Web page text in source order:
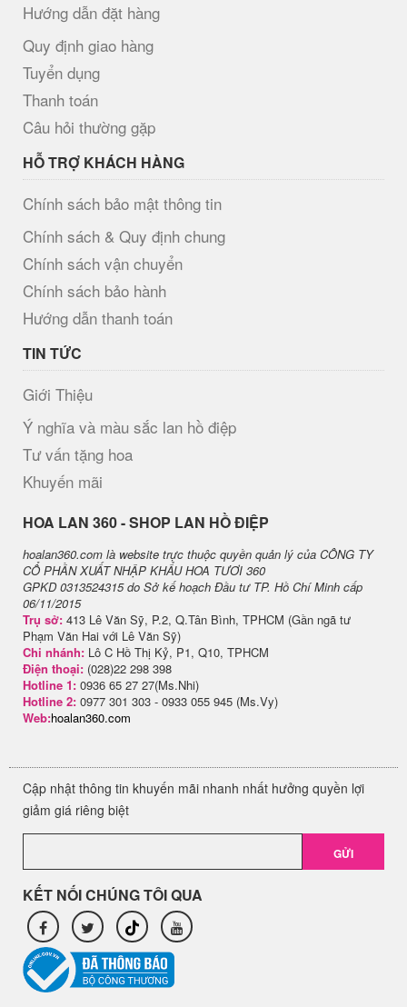
Hướng dẫn đặt hàng
Quy định giao hàng
Tuyển dụng
Thanh toán
Câu hỏi thường gặp
HỖ TRỢ KHÁCH HÀNG
Chính sách bảo mật thông tin
Chính sách & Quy định chung
Chính sách vận chuyển
Chính sách bảo hành
Hướng dẫn thanh toán
TIN TỨC
Giới Thiệu
Ý nghĩa và màu sắc lan hồ điệp
Tư vấn tặng hoa
Khuyến mãi
H​OA LAN 360 - SHOP LAN HỒ ĐIỆP
hoalan360.com là website trực thuộc quyền quản lý của CÔNG TY
CỔ PHẦN XUẤT NHẬP KHẨU HOA TƯƠI 360
GPKD 0313524315 do Sở kế hoạch Đầu tư TP. Hồ Chí Minh cấp
06/11/2015
Trụ sở: 413 Lê Văn Sỹ, P.2, Q.Tân Bình, TPHCM (Gần ngã tư
Phạm Văn Hai với Lê Văn Sỹ)
Chi nhánh: Lô C Hồ Thị Kỷ, P1, Q10, TPHCM
Điện thoại: (028)22 298 398
Hotline 1: 0936 65 27 27(Ms.Nhi)
Hotline 2: 0977 301 303 - 0933 055 945 (Ms.Vy)
Web:hoalan360.com
Cập nhật thông tin khuyến mãi nhanh nhất hưởng quyền lợi
giảm giá riêng biệt
GỬI
KẾT NỐI CHÚNG TÔI QUA